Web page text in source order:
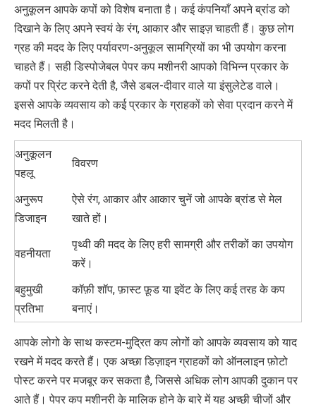
अनुकूलन आपके कपों को विशेष बनाता है। कई कंपनियाँ अपने ब्रांड को
दिखाने के लिए अपने स्वयं के रंग, आकार और साइज़ चाहती हैं। कुछ लोग
ग्रह की मदद के लिए पर्यावरण-अनुकूल सामग्रियों का भी उपयोग करना
चाहते हैं। सही डिस्पोजेबल पेपर कप मशीनरी आपको विभिन्न प्रकार के
कपों पर प्रिंट करने देती है, जैसे डबल-दीवार वाले या इंसुलेटेड वाले।
इससे आपके व्यवसाय को कई प्रकार के ग्राहकों को सेवा प्रदान करने में
मदद मिलती है।
अनुकूलन
पहलू
विवरण
अनुरूप
डिजाइन
ऐसे रंग, आकार और आकार चुनें जो आपके ब्रांड से मेल
खाते हों।
वहनीयता
पृथ्वी की मदद के लिए हरी सामग्री और तरीकों का उपयोग
करें।
बहुमुखी
प्रतिभा
कॉफ़ी शॉप, फ़ास्ट फ़ूड या इवेंट के लिए कई तरह के कप
बनाएं।
आपके लोगो के साथ कस्टम-मुद्रित कप लोगों को आपके व्यवसाय को याद
रखने में मदद करते हैं। एक अच्छा डिज़ाइन ग्राहकों को ऑनलाइन फ़ोटो
पोस्ट करने पर मजबूर कर सकता है, जिससे अधिक लोग आपकी दुकान पर
आते हैं। पेपर कप मशीनरी के मालिक होने के बारे में यह अच्छी चीजों और